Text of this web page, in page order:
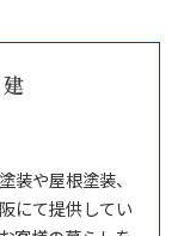
装や屋根塗装、
にて提供してい